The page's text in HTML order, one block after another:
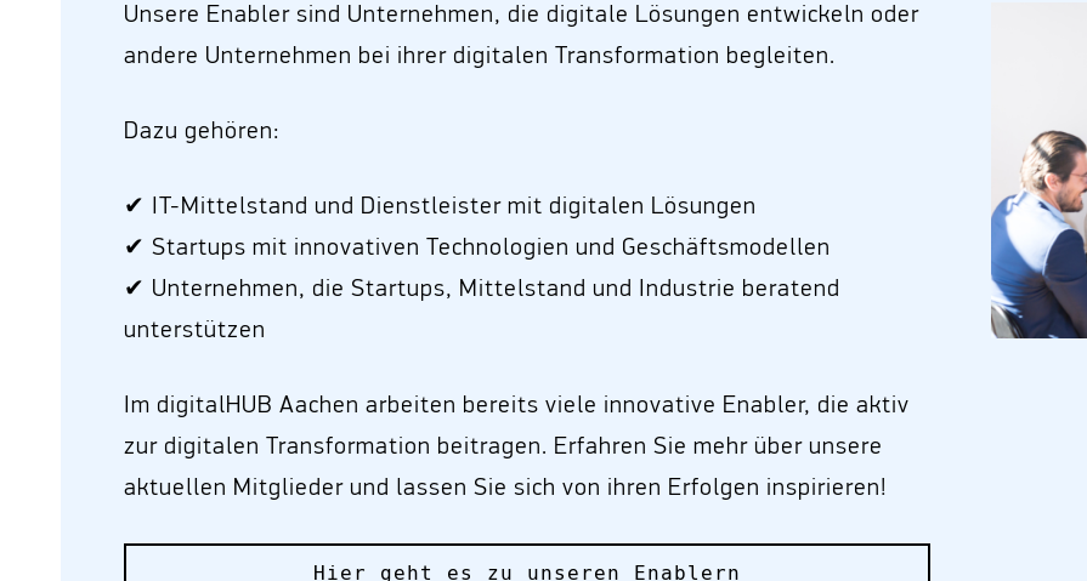
Unsere Enabler sind Unternehmen, die digitale Lösungen entwickeln oder
andere Unternehmen bei ihrer digitalen Transformation begleiten.
Dazu gehören:
✔ IT-Mittelstand und Dienstleister mit digitalen Lösungen
✔ Startups mit innovativen Technologien und Geschäftsmodellen
✔ Unternehmen, die Startups, Mittelstand und Industrie beratend
unterstützen
Im digitalHUB Aachen arbeiten bereits viele innovative Enabler, die aktiv
zur digitalen Transformation beitragen. Erfahren Sie mehr über unsere
aktuellen Mitglieder und lassen Sie sich von ihren Erfolgen inspirieren!
Hier geht es zu unseren Enablern